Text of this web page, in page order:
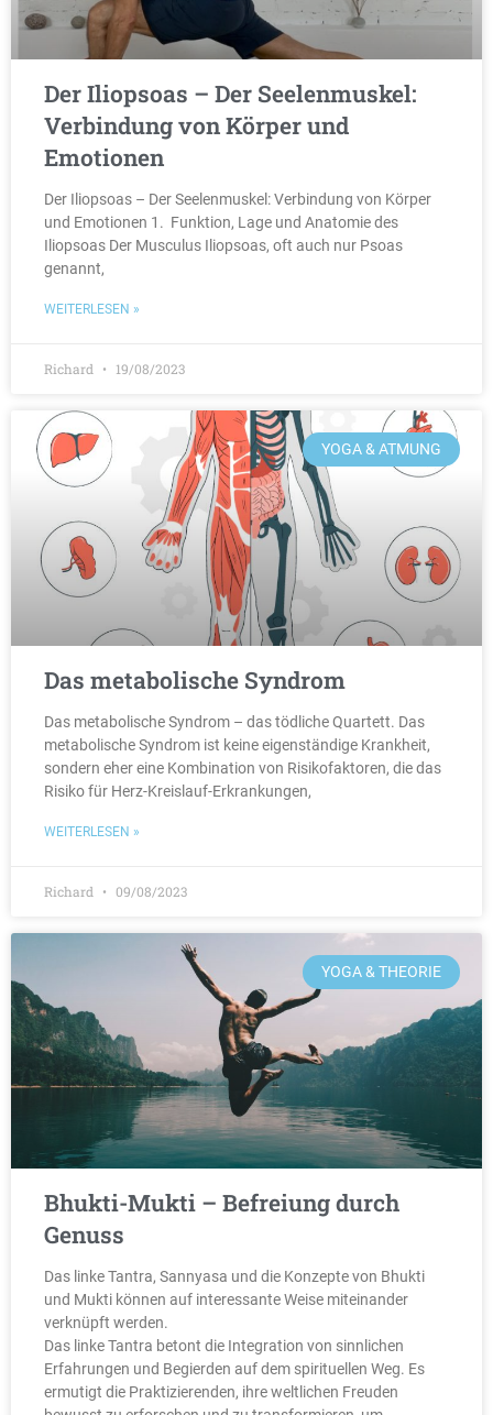
Der Iliopsoas – Der Seelenmuskel:
Verbindung von Körper und
Emotionen
Der Iliopsoas – Der Seelenmuskel: Verbindung von Körper
und Emotionen 1. Funktion, Lage und Anatomie des
Iliopsoas Der Musculus Iliopsoas, oft auch nur Psoas
genannt,
WEITERLESEN »
Richard 19/08/2023
YOGA & ATMUNG
Das metabolische Syndrom
Das metabolische Syndrom – das tödliche Quartett. Das
metabolische Syndrom ist keine eigenständige Krankheit,
sondern eher eine Kombination von Risikofaktoren, die das
Risiko für Herz-Kreislauf-Erkrankungen,
WEITERLESEN »
Richard 09/08/2023
YOGA & THEORIE
Bhukti-Mukti – Befreiung durch
Genuss
Das linke Tantra, Sannyasa und die Konzepte von Bhukti
und Mukti können auf interessante Weise miteinander
verknüpft werden.
Das linke Tantra betont die Integration von sinnlichen
Erfahrungen und Begierden auf dem spirituellen Weg. Es
ermutigt die Praktizierenden, ihre weltlichen Freuden